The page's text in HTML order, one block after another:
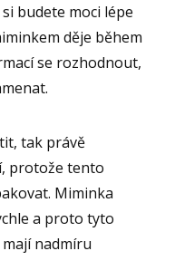
budete moci lépe
děje během
se rozhodnout,
tak právě
protože tento
Miminka
a proto tyto
nadmíru